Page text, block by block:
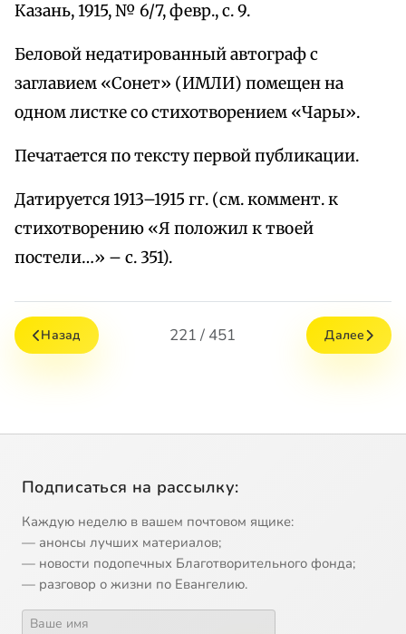
Казань, 1915, № 6/7, февр., с. 9.
Беловой недатированный автограф с
заглавием «Сонет» (ИМЛИ) помещен на
одном листке со стихотворением «Чары».
Печатается по тексту первой публикации.
Датируется 1913–1915 гг. (см. коммент. к
стихотворению «Я положил к твоей
постели…» – с. 351).
Назад 221 / 451 Далее
Подписаться на рассылку:
Каждую неделю в вашем почтовом ящике:
— анонсы лучших материалов;
— новости подопечных Благотворительного фонда;
— разговор о жизни по Евангелию.